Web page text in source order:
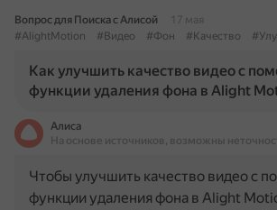
Вопрос для Поиска с Алисой
17 мая
#AlightMotion
#Видео #Фон #Качество
Как улучшить качество видео с
функции удаления фона в Alight
Алиса
На основе источников, возможны
Чтобы улучшить качество видео с
функции удаления фона в Alight